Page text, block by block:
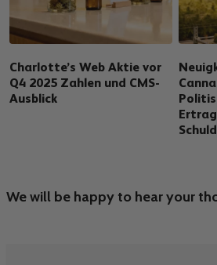
Charlotte’s Web Aktie vor
Q4 2025 Zahlen und CMS-
Ausblick
We will be happy to hear your